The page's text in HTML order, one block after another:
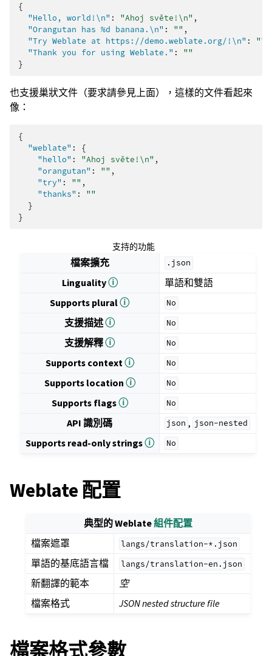
{
"Hello, world!\n" : "Ahoj světe!\n" ,
"Orangutan has %d banana.\n" : "" ,
"Try Weblate at https://demo.weblate.org/!\n" : ""
"Thank you for using Weblate." :
""
}
也支援巢狀文件（要求請參見上面），這樣的文件看起來
像：
{
"weblate" :
{
"hello" : "Ahoj světe!\n" ,
"orangutan" : "" ,
"try" : "" ,
"thanks" :
""
}
}
支持的功能
檔案擴充 .json
Lingualityⓘ
單語和雙語
Supports pluralⓘ No
支援描述ⓘ No
支援解釋ⓘ No
Supports contextⓘ No
Supports locationⓘ No
Supports flagsⓘ No
API 識別碼 json , json-nested
Supports read-only stringsⓘ No
Weblate 配置
典型的 Weblate組件配置
檔案遮罩
langs/translation-*.json
單語的基底語言檔 langs/translation-en.json
新翻譯的範本
空
檔案格式
JSON nested structure file
檔案格式參數